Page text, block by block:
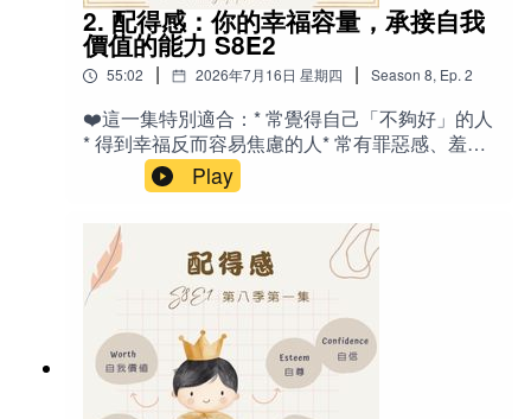
其他想分享的訊息？每一次的寵物溝通都是獨一
無二的旅程。無論你希望解答疑問、傳達心意，
或只是想更深入了解你的動物夥伴，我都會以開
連結。Erica美國電話：925-872-
5215Email: Ery135@gmail.com
Worrier：擔憂者、愛擔心的人 - Glacier：冰川 -
GoldStar：金星頭等艙 - Wilderness Express：荒
野特快（獨立玻璃圓頂觀光車廂） - Adventure
Class：經濟艙 - Dall Sheep：白色大角羊 -
Moose：麋鹿 - Bald Eagle：白頭海雕（美國國
鳥） - Caribou：北美野馴鹿 - Reindeer：馴鹿
（聖誕老人拉車的那種） - Dry Cabin：無自來水
的木屋 - Anti-Nausea motion sickness patches：
吃太多 - Sit down meals：坐下來點菜的正餐 -
Excursions：岸上遊覽行程 🎙️相關老節目：
《S3E5 我是『擔憂』武士Worrier - 就是愛擔
心？》《轉播｜為啥學音樂？矽谷家長觀點 ｜愛
麗絲老師訪問Jacqueline》《S7E15 帶『皮蛇』
去旅行：一場被迫慢下來的身體提醒》
2. 配得感：你的幸福容量，承接自我
價值的能力 S8E2
55:02 | 2026年7月16日 星期四 | Season 8, Ep. 2
❤️這一集特別適合：* 常覺得自己「不夠好」的人
* 得到幸福反而容易焦慮的人* 常有罪惡感、羞愧
感的人* 容易羨慕別人、比較自己的人* 努力很
多，卻始終覺得人生沒有突破的人* 正在人生低
潮、失業、失戀或遭遇挫折的人* 想深入了解心理
學、神經科學與靈性觀點的人* 希望提升幸福感與
內在穩定的人* 對「配得感」、「價值感」、「應
得感」有興趣的聽眾✍️節目介紹：你的想要～和
「靈魂」的想要，不一樣？為什麼有些人得到幸
福，卻無法安心享受？為何有人成功後，反而開
始懷疑自己只是運氣好；有人躲過災難，卻一直
活在罪惡感裡；有人努力多年仍相信自己不值得
Play